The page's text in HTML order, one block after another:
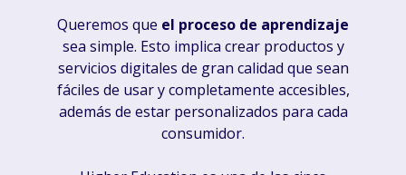
Queremos que el proceso de aprendizaje
sea simple. Esto implica crear productos y
servicios digitales de gran calidad que sean
fáciles de usar y completamente accesibles,
además de estar personalizados para cada
consumidor.